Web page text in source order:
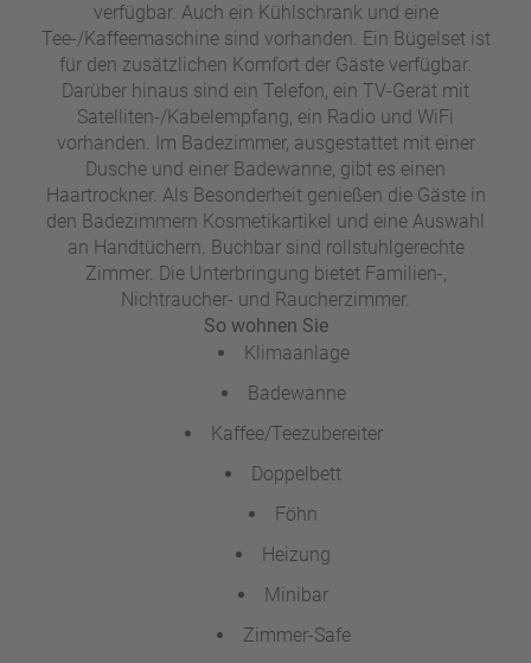
verfügbar. Auch ein Kühlschrank und eine
Tee-/Kaffeemaschine sind vorhanden. Ein Bügelset ist
für den zusätzlichen Komfort der Gäste verfügbar.
Darüber hinaus sind ein Telefon, ein TV-Gerät mit
Satelliten-/Kabelempfang, ein Radio und WiFi
vorhanden. Im Badezimmer, ausgestattet mit einer
Dusche und einer Badewanne, gibt es einen
Haartrockner. Als Besonderheit genießen die Gäste in
den Badezimmern Kosmetikartikel und eine Auswahl
an Handtüchern. Buchbar sind rollstuhlgerechte
Zimmer. Die Unterbringung bietet Familien-,
Nichtraucher- und Raucherzimmer.
So wohnen Sie
Klimaanlage
Badewanne
Kaffee/Teezubereiter
Doppelbett
Föhn
Heizung
Minibar
Zimmer-Safe